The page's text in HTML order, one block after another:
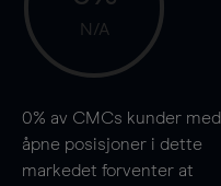
N/A
0% av CMCs kunder med
åpne posisjoner i dette
markedet forventer at